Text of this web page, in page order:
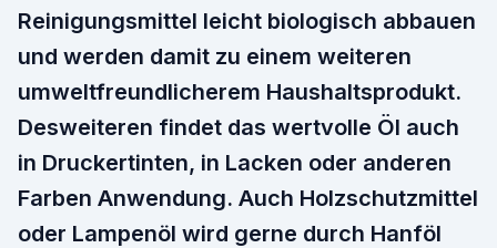
Reinigungsmittel leicht biologisch abbauen
und werden damit zu einem weiteren
umweltfreundlicherem Haushaltsprodukt.
Desweiteren findet das wertvolle Öl auch
in Druckertinten, in Lacken oder anderen
Farben Anwendung. Auch Holzschutzmittel
oder Lampenöl wird gerne durch Hanföl